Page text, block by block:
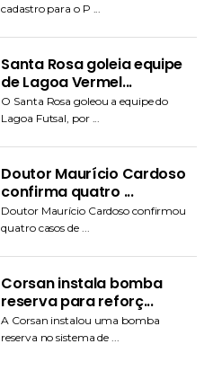
cadastro para o P ...
Santa Rosa goleia equipe
de Lagoa Vermel...
O Santa Rosa goleou a equipe do
Lagoa Futsal, por ...
Doutor Maurício Cardoso
confirma quatro ...
Doutor Maurício Cardoso confirmou
quatro casos de ...
Corsan instala bomba
reserva para reforç...
A Corsan instalou uma bomba
reserva no sistema de ...